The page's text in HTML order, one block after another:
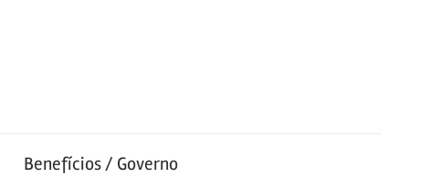
Benefícios / Governo